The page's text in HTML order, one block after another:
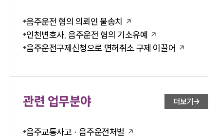
음주운전 혐의 의뢰인 불송치
인천변호사, 음주운전 혐의 기소유예
음주운전구제신청으로 면허취소 구제 이끌어
관련 업무분야 더보기
음주교통사고 · 음주운전처벌